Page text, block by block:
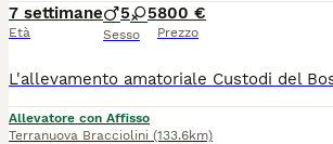
7 settimane
Età
5 5
Sesso
800 €
Prezzo
Allevatore con Affisso
Terranuova Bracciolini (133.6km)